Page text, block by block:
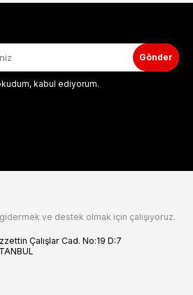
Gönder
kabul ediyorum.
ve destek olmak için çalışıyoruz.
Çalışlar Cad. No:19 D:7